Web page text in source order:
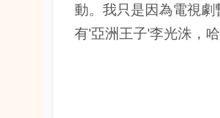
動。我只是因為電視
有'亞洲王子'李光洙，